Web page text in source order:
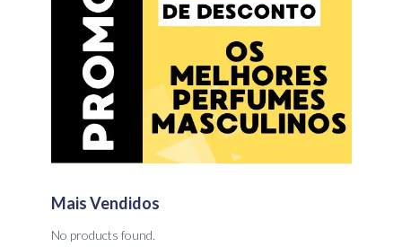
Mais Vendidos
No products found.